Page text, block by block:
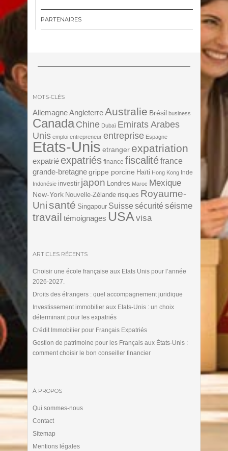
PARTENAIRES
MOTS-CLÉS
Allemagne AngleterreAustralie Brésil business
Canada Chine Dubaï Emirats Arabes
Unis emploi entrepreneur entreprise Espagne
Etats-Unis etranger expatriation
expatrié expatriés finance fiscalitéfrance
grande-bretagne grippe porcine Haïti Hong Kong Inde
Indonésie investir japon Londres Maroc Mexique
New-York Nouvelle-Zélande risques Royaume-
Unisanté Singapour Suisse sécurité séisme
travail témoignages USA visa
ARTICLES RÉCENTS
Choisir une école française aux Etats Unis pour l’année
2026-2027.
Droits des étrangers : quel accompagnement juridique
Investissement immobilier aux Etats-Unis : un choix
déterminant pour les expatriés
Crédit Immobilier pour Français Expatriés
Gestion de patrimoine pour les Français aux États-Unis :
comment choisir le bon conseiller financier
À PROPOS
Qui sommes-nous
Contact
Sitemap
Mentions légales